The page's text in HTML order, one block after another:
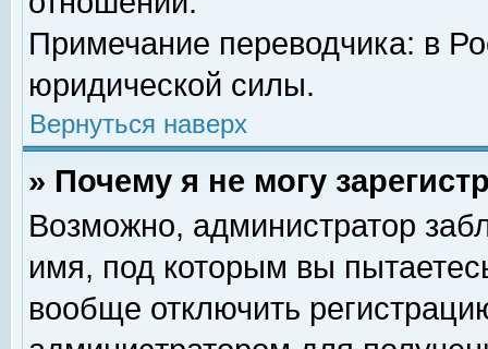
Примечание переводчика: в
юридической силы.
Вернуться наверх
» Почему я не могу
Возможно, администратор
имя, под которым вы
вообще отключить